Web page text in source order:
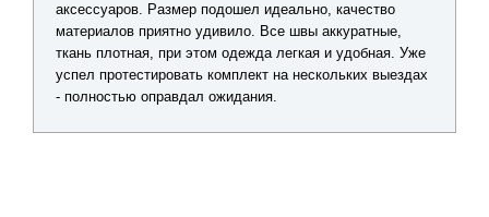
аксессуаров. Размер подошел идеально, качество
материалов приятно удивило. Все швы аккуратные,
ткань плотная, при этом одежда легкая и удобная. Уже
успел протестировать комплект на нескольких выездах
- полностью оправдал ожидания.